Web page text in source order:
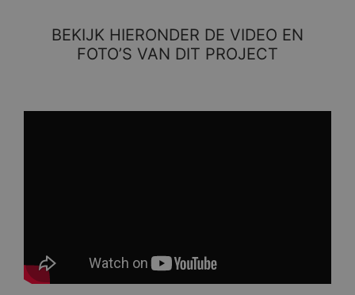
BEKIJK HIERONDER DE VIDEO EN
FOTO’S VAN DIT PROJECT